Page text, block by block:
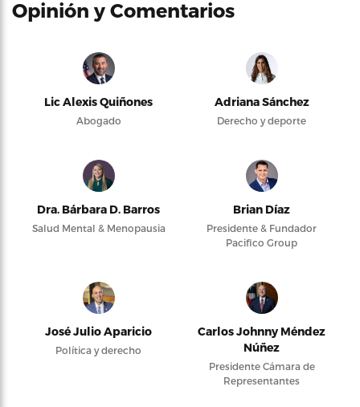
Opinión y Comentarios
Lic Alexis Quiñones
Abogado
Adriana Sánchez
Derecho y deporte
Dra. Bárbara D. Barros
Salud Mental & Menopausia
Brian Díaz
Presidente & Fundador
Pacifico Group
José Julio Aparicio
Política y derecho
Carlos Johnny Méndez
Núñez
Presidente Cámara de
Representantes